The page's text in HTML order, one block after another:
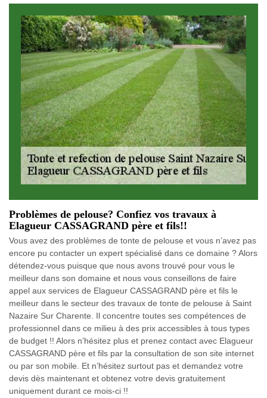
Problèmes de pelouse? Confiez vos travaux à
Elagueur CASSAGRAND père et fils!!
Vous avez des problèmes de tonte de pelouse et vous n’avez pas
encore pu contacter un expert spécialisé dans ce domaine ? Alors
détendez-vous puisque que nous avons trouvé pour vous le
meilleur dans son domaine et nous vous conseillons de faire
appel aux services de Elagueur CASSAGRAND père et fils le
meilleur dans le secteur des travaux de tonte de pelouse à Saint
Nazaire Sur Charente. Il concentre toutes ses compétences de
professionnel dans ce milieu à des prix accessibles à tous types
de budget !! Alors n’hésitez plus et prenez contact avec Elagueur
CASSAGRAND père et fils par la consultation de son site internet
ou par son mobile. Et n’hésitez surtout pas et demandez votre
devis dès maintenant et obtenez votre devis gratuitement
uniquement durant ce mois-ci !!